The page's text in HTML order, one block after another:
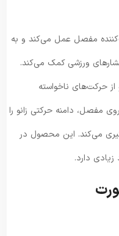
مفصل عمل می‌کند و به
ورزشی کمک می‌کند.
حرکت‌های ناخواسته
مفصل، دامنه حرکتی زانو را
می‌کند. این محصول در
دارد.